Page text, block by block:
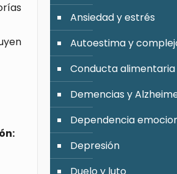
Ansiedad y estrés
Autoestima y
Conducta alimentaria
Demencias y
Dependencia
Depresión